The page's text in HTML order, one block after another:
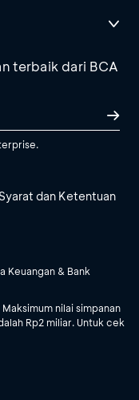
terbaik dari BCA
Syarat dan Ketentuan
Keuangan & Bank
nilai simpanan
Rp2 miliar. Untuk cek